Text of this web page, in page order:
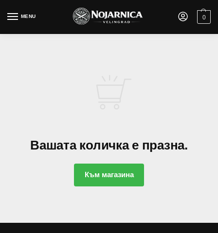
MENU 0
Вашата количка е празна.
Към магазина